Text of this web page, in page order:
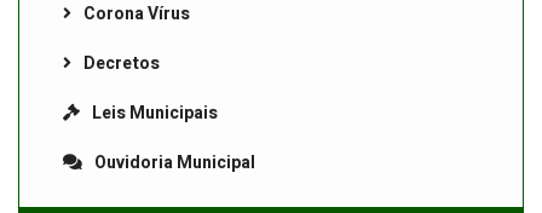
Corona Vírus
Decretos
Leis Municipais
Ouvidoria Municipal